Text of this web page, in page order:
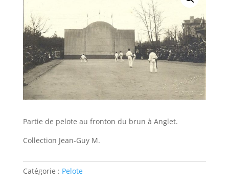
Partie de pelote au fronton du brun à Anglet.
Collection Jean-Guy M.
Catégorie : Pelote